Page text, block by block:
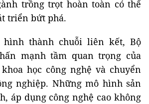
trồng trọt hoàn toàn có thể
triển bứt phá.
hình thành chuỗi liên kết, Bộ
mạnh tầm quan trọng của
học công nghệ và chuyển
nghiệp. Những mô hình sản
áp dụng công nghệ cao không